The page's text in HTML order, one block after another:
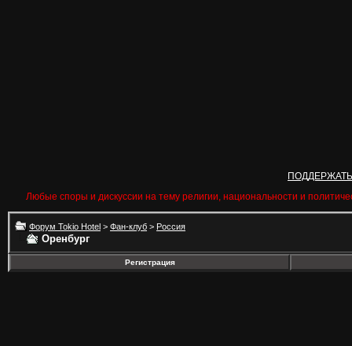
Любые споры и дискуссии на тему религии, национальности и
Форум Tokio Hotel > Фан-клуб > Россия
Оренбург
Регистрация